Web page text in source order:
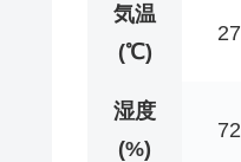
気温
(℃)
27
湿度
(%)
72